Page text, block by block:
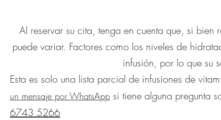
Al reservar su cita, tenga en cuenta que, si
puede variar. Factores como los niveles de
infusión, por lo que su
Esta es solo una lista parcial de infusiones de
un mensaje por WhatsApp si tiene alguna pregunta
6743 5266